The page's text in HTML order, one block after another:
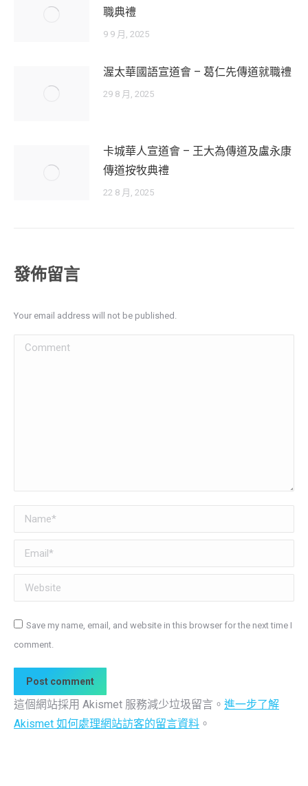
職典禮
9 9 月, 2025
渥太華國語宣道會 – 葛仁先傳道就職禮
29 8 月, 2025
卡城華人宣道會 – 王大為傳道及盧永康
傳道按牧典禮
22 8 月, 2025
發佈留言
Your email address will not be published.
Comment
Name *
Email *
Website
Save my name, email, and website in this browser for the next time I
comment.
Post comment
這個網站採用 Akismet 服務減少垃圾留言。 進一步了解
Akismet 如何處理網站訪客的留言資料 。